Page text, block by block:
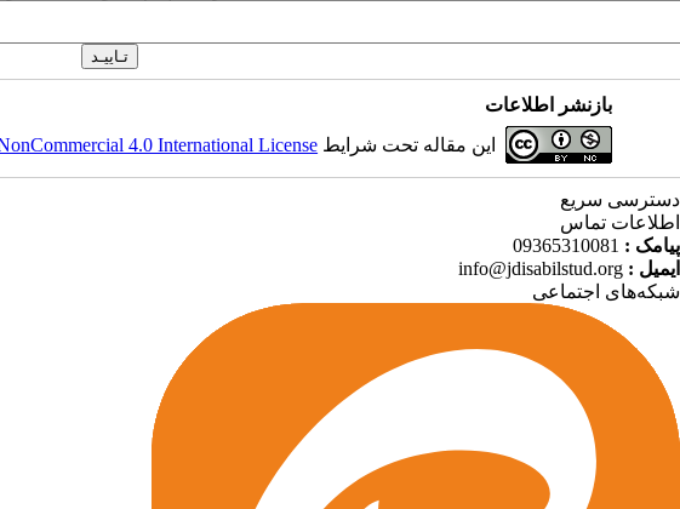
بازنشر اطلاعات
این مقاله تحت شرایط 4.0 International License
دسترسی سریع
اطلاعات تماس
پیامک : 09365310081
ایمیل : info@jdisabilstud.org
شبکه‌های اجتماعی